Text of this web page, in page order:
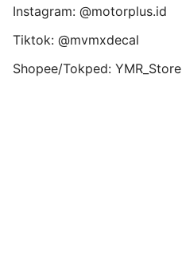
Instagram: @motorplus.id
Tiktok: @mvmxdecal
Shopee/Tokped: YMR_Store